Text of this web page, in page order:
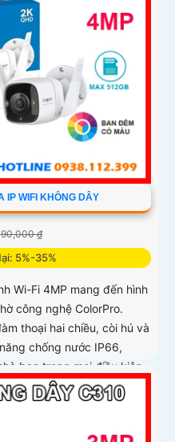
IP WIFI KHÔNG DÂY
₫
5%-35%
Wi-Fi 4MP mang đến hình
công nghệ ColorPro.
thoại hai chiều, còi hú và
chống nước IP66,
bạn trong mọi điều kiện